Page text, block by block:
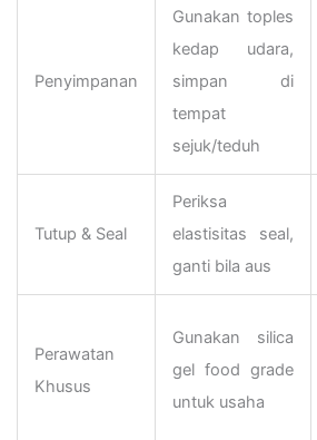
Penyimpanan
Gunakan toples
kedap udara,
simpan di
tempat
sejuk/teduh
Tutup & Seal
Periksa
elastisitas seal,
ganti bila aus
Perawatan
Khusus
Gunakan silica
gel food grade
untuk usaha